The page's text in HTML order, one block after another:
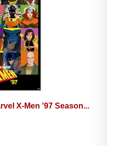
X-Men '97 Season...